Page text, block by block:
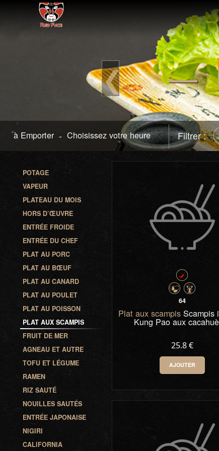
—
❮
à Emporter - Choisissez votre heure Filtrer :
POTAGE
VAPEUR
PLATEAU DU MOIS
HORS D’ŒUVRE
ENTRÉE FROIDE
ENTRÉE DU CHEF
PLAT AU PORC
PLAT AU BŒUF
PLAT AU CANARD
PLAT AU POULET
PLAT AU POISSON
PLAT AUX SCAMPIS
FRUIT DE MER
AGNEAU ET AUTRE
TOFU ET LÉGUME
RAMEN
RIZ SAUTÉ
NOUILLES SAUTÉS
ENTRÉE JAPONAISE
NIGIRI
CALIFORNIA
64
Plat aux scampis Scampis
Kung Pao aux
25.8 €
AJOUTER